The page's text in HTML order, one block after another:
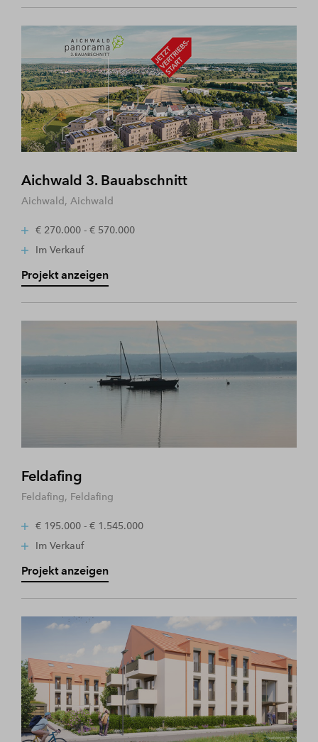
Aichwald 3. Bauabschnitt
Aichwald, Aichwald
€ 270.000 - € 570.000
Im Verkauf
Projekt anzeigen
Feldafing
Feldafing, Feldafing
€ 195.000 - € 1.545.000
Im Verkauf
Projekt anzeigen